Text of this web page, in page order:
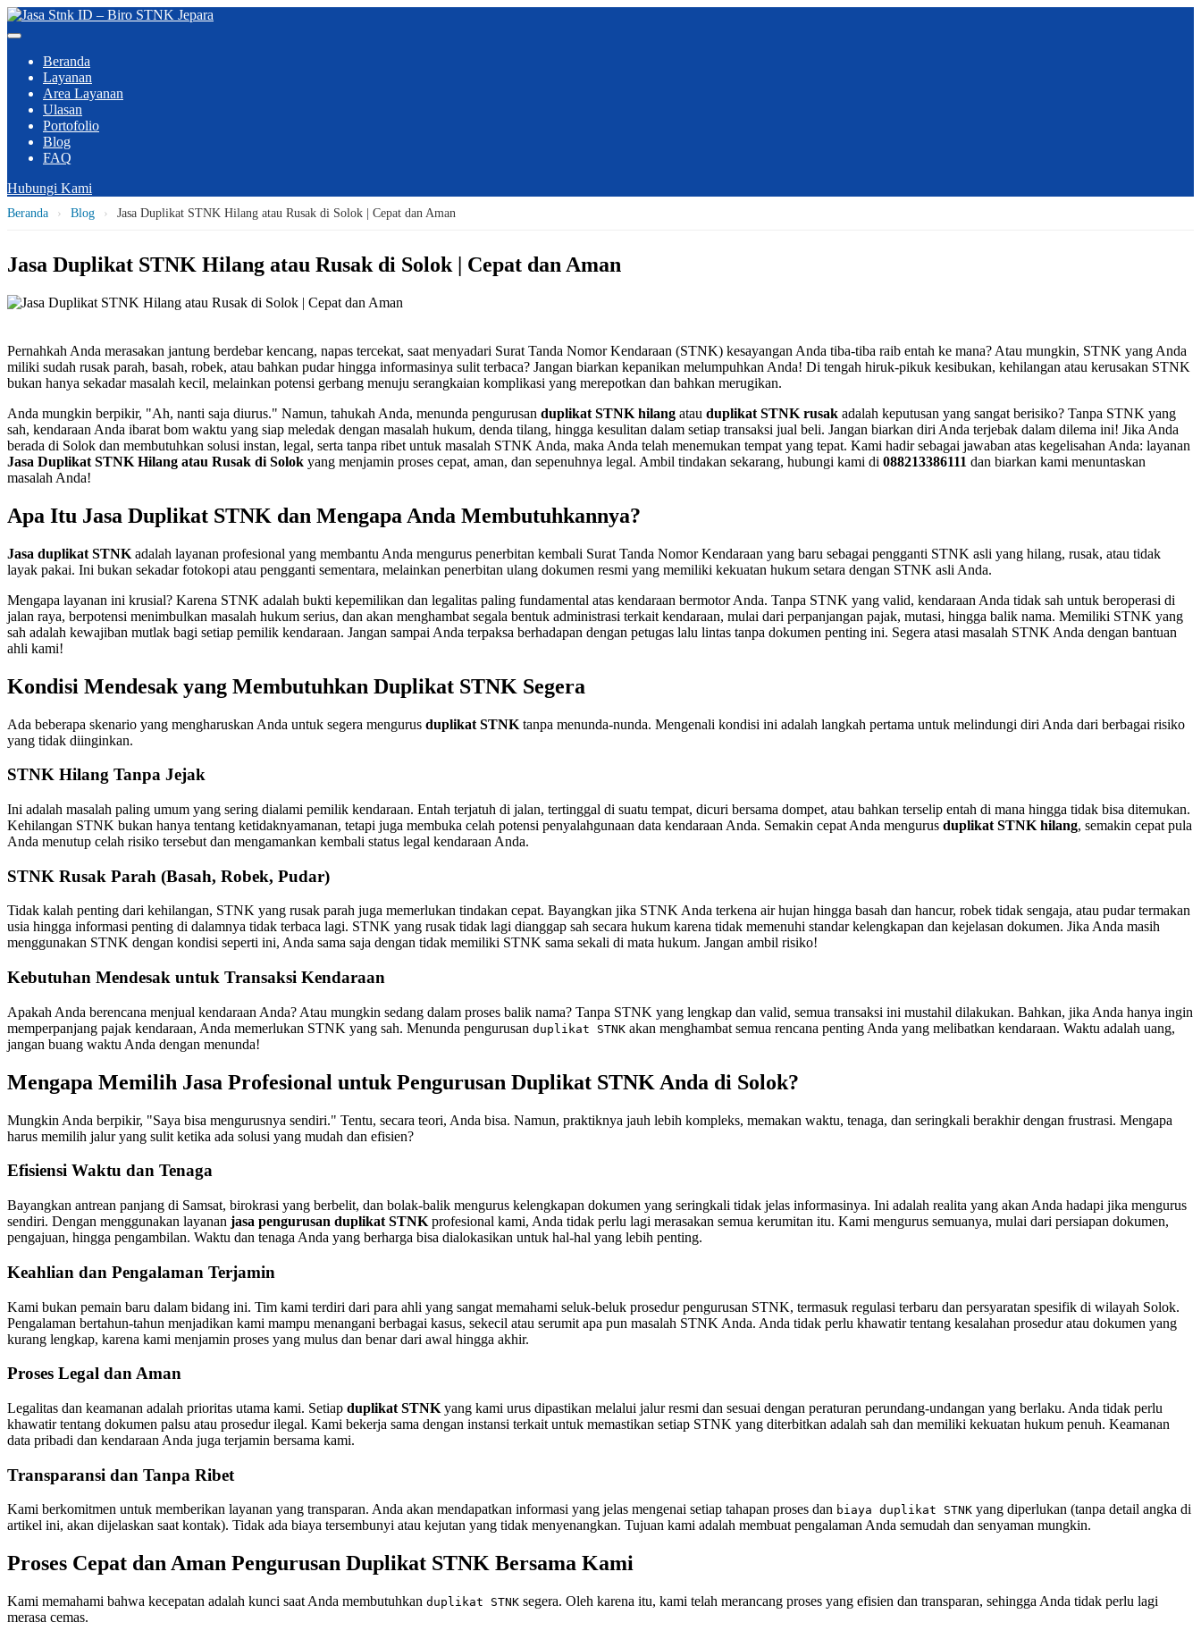
Beranda
Layanan
Area Layanan
Ulasan
Portofolio
Blog
FAQ
Hubungi Kami
Beranda › Blog › Jasa Duplikat STNK Hilang atau Rusak di Solok | Cepat dan Aman
Jasa Duplikat STNK Hilang atau Rusak di Solok | Cepat dan Aman
Pernahkah Anda merasakan jantung berdebar kencang, napas tercekat, saat menyadari Surat Tanda Nomor Kendaraan (STNK) kesayangan Anda tiba-tiba raib entah ke mana? Atau mungkin, STNK yang Anda
miliki sudah rusak parah, basah, robek, atau bahkan pudar hingga informasinya sulit terbaca? Jangan biarkan kepanikan melumpuhkan Anda! Di tengah hiruk-pikuk kesibukan, kehilangan atau kerusakan STNK
bukan hanya sekadar masalah kecil, melainkan potensi gerbang menuju serangkaian komplikasi yang merepotkan dan bahkan merugikan.
Anda mungkin berpikir, "Ah, nanti saja diurus." Namun, tahukah Anda, menunda pengurusan duplikat STNK hilang atau duplikat STNK rusak adalah keputusan yang sangat berisiko? Tanpa STNK yang
sah, kendaraan Anda ibarat bom waktu yang siap meledak dengan masalah hukum, denda tilang, hingga kesulitan dalam setiap transaksi jual beli. Jangan biarkan diri Anda terjebak dalam dilema ini! Jika Anda
berada di Solok dan membutuhkan solusi instan, legal, serta tanpa ribet untuk masalah STNK Anda, maka Anda telah menemukan tempat yang tepat. Kami hadir sebagai jawaban atas kegelisahan Anda: layanan
Jasa Duplikat STNK Hilang atau Rusak di Solok yang menjamin proses cepat, aman, dan sepenuhnya legal. Ambil tindakan sekarang, hubungi kami di 088213386111 dan biarkan kami menuntaskan
masalah Anda!
Apa Itu Jasa Duplikat STNK dan Mengapa Anda Membutuhkannya?
Jasa duplikat STNK adalah layanan profesional yang membantu Anda mengurus penerbitan kembali Surat Tanda Nomor Kendaraan yang baru sebagai pengganti STNK asli yang hilang, rusak, atau tidak
layak pakai. Ini bukan sekadar fotokopi atau pengganti sementara, melainkan penerbitan ulang dokumen resmi yang memiliki kekuatan hukum setara dengan STNK asli Anda.
Mengapa layanan ini krusial? Karena STNK adalah bukti kepemilikan dan legalitas paling fundamental atas kendaraan bermotor Anda. Tanpa STNK yang valid, kendaraan Anda tidak sah untuk beroperasi di
jalan raya, berpotensi menimbulkan masalah hukum serius, dan akan menghambat segala bentuk administrasi terkait kendaraan, mulai dari perpanjangan pajak, mutasi, hingga balik nama. Memiliki STNK yang
sah adalah kewajiban mutlak bagi setiap pemilik kendaraan. Jangan sampai Anda terpaksa berhadapan dengan petugas lalu lintas tanpa dokumen penting ini. Segera atasi masalah STNK Anda dengan bantuan
ahli kami!
Kondisi Mendesak yang Membutuhkan Duplikat STNK Segera
Ada beberapa skenario yang mengharuskan Anda untuk segera mengurus duplikat STNK tanpa menunda-nunda. Mengenali kondisi ini adalah langkah pertama untuk melindungi diri Anda dari berbagai risiko
yang tidak diinginkan.
STNK Hilang Tanpa Jejak
Ini adalah masalah paling umum yang sering dialami pemilik kendaraan. Entah terjatuh di jalan, tertinggal di suatu tempat, dicuri bersama dompet, atau bahkan terselip entah di mana hingga tidak bisa ditemukan.
Kehilangan STNK bukan hanya tentang ketidaknyamanan, tetapi juga membuka celah potensi penyalahgunaan data kendaraan Anda. Semakin cepat Anda mengurus duplikat STNK hilang, semakin cepat pula
Anda menutup celah risiko tersebut dan mengamankan kembali status legal kendaraan Anda.
STNK Rusak Parah (Basah, Robek, Pudar)
Tidak kalah penting dari kehilangan, STNK yang rusak parah juga memerlukan tindakan cepat. Bayangkan jika STNK Anda terkena air hujan hingga basah dan hancur, robek tidak sengaja, atau pudar termakan
usia hingga informasi penting di dalamnya tidak terbaca lagi. STNK yang rusak tidak lagi dianggap sah secara hukum karena tidak memenuhi standar kelengkapan dan kejelasan dokumen. Jika Anda masih
menggunakan STNK dengan kondisi seperti ini, Anda sama saja dengan tidak memiliki STNK sama sekali di mata hukum. Jangan ambil risiko!
Kebutuhan Mendesak untuk Transaksi Kendaraan
Apakah Anda berencana menjual kendaraan Anda? Atau mungkin sedang dalam proses balik nama? Tanpa STNK yang lengkap dan valid, semua transaksi ini mustahil dilakukan. Bahkan, jika Anda hanya ingin
memperpanjang pajak kendaraan, Anda memerlukan STNK yang sah. Menunda pengurusan duplikat STNK akan menghambat semua rencana penting Anda yang melibatkan kendaraan. Waktu adalah uang,
jangan buang waktu Anda dengan menunda!
Mengapa Memilih Jasa Profesional untuk Pengurusan Duplikat STNK Anda di Solok?
Mungkin Anda berpikir, "Saya bisa mengurusnya sendiri." Tentu, secara teori, Anda bisa. Namun, praktiknya jauh lebih kompleks, memakan waktu, tenaga, dan seringkali berakhir dengan frustrasi. Mengapa
harus memilih jalur yang sulit ketika ada solusi yang mudah dan efisien?
Efisiensi Waktu dan Tenaga
Bayangkan antrean panjang di Samsat, birokrasi yang berbelit, dan bolak-balik mengurus kelengkapan dokumen yang seringkali tidak jelas informasinya. Ini adalah realita yang akan Anda hadapi jika mengurus
sendiri. Dengan menggunakan layanan jasa pengurusan duplikat STNK profesional kami, Anda tidak perlu lagi merasakan semua kerumitan itu. Kami mengurus semuanya, mulai dari persiapan dokumen,
pengajuan, hingga pengambilan. Waktu dan tenaga Anda yang berharga bisa dialokasikan untuk hal-hal yang lebih penting.
Keahlian dan Pengalaman Terjamin
Kami bukan pemain baru dalam bidang ini. Tim kami terdiri dari para ahli yang sangat memahami seluk-beluk prosedur pengurusan STNK, termasuk regulasi terbaru dan persyaratan spesifik di wilayah Solok.
Pengalaman bertahun-tahun menjadikan kami mampu menangani berbagai kasus, sekecil atau serumit apa pun masalah STNK Anda. Anda tidak perlu khawatir tentang kesalahan prosedur atau dokumen yang
kurang lengkap, karena kami menjamin proses yang mulus dan benar dari awal hingga akhir.
Proses Legal dan Aman
Legalitas dan keamanan adalah prioritas utama kami. Setiap duplikat STNK yang kami urus dipastikan melalui jalur resmi dan sesuai dengan peraturan perundang-undangan yang berlaku. Anda tidak perlu
khawatir tentang dokumen palsu atau prosedur ilegal. Kami bekerja sama dengan instansi terkait untuk memastikan setiap STNK yang diterbitkan adalah sah dan memiliki kekuatan hukum penuh. Keamanan
data pribadi dan kendaraan Anda juga terjamin bersama kami.
Transparansi dan Tanpa Ribet
Kami berkomitmen untuk memberikan layanan yang transparan. Anda akan mendapatkan informasi yang jelas mengenai setiap tahapan proses dan biaya duplikat STNK yang diperlukan (tanpa detail angka di
artikel ini, akan dijelaskan saat kontak). Tidak ada biaya tersembunyi atau kejutan yang tidak menyenangkan. Tujuan kami adalah membuat pengalaman Anda semudah dan senyaman mungkin.
Proses Cepat dan Aman Pengurusan Duplikat STNK Bersama Kami
Kami memahami bahwa kecepatan adalah kunci saat Anda membutuhkan duplikat STNK segera. Oleh karena itu, kami telah merancang proses yang efisien dan transparan, sehingga Anda tidak perlu lagi
merasa cemas.